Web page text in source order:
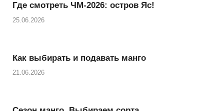
Где смотреть ЧМ-2026: остров Яс!
25.06.2026
Как выбирать и подавать манго
21.06.2026